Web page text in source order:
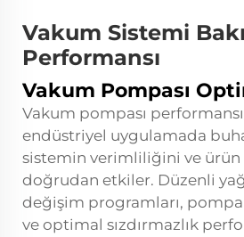
Vakum Sistemi
Performansı
Vakum Pompası
Vakum pompası
endüstriyel uygulamada
sistemin verimliliğini ve ürün
doğrudan etkiler. Düzenli
değişim programları, pompa
ve optimal sızdırmazlık